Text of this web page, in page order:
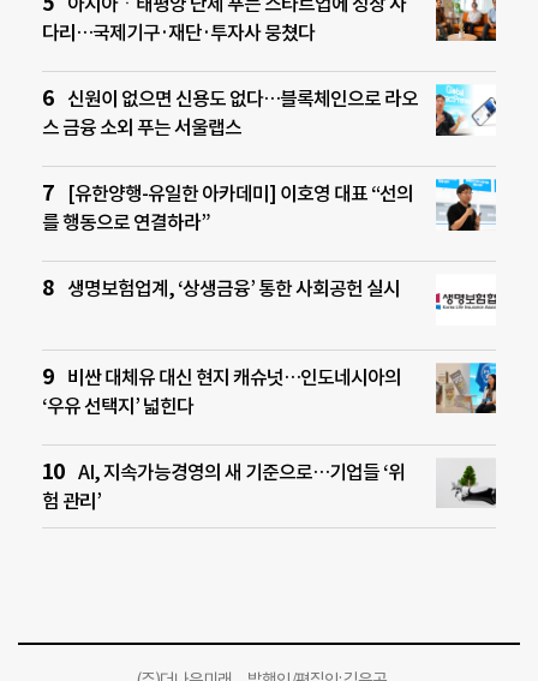
다리…국제기구·재단·투자사 뭉쳤다
신원이 없으면 신용도 없다…블록체인으로 라오
스 금융 소외 푸는 서울랩스
[유한양행-유일한 아카데미] 이호영 대표 “선의
를 행동으로 연결하라”
생명보험업계, ‘상생금융’ 통한 사회공헌 실시
비싼 대체유 대신 현지 캐슈넛…인도네시아의
‘우유 선택지’ 넓힌다
AI, 지속가능경영의 새 기준으로…기업들 ‘위
험 관리’